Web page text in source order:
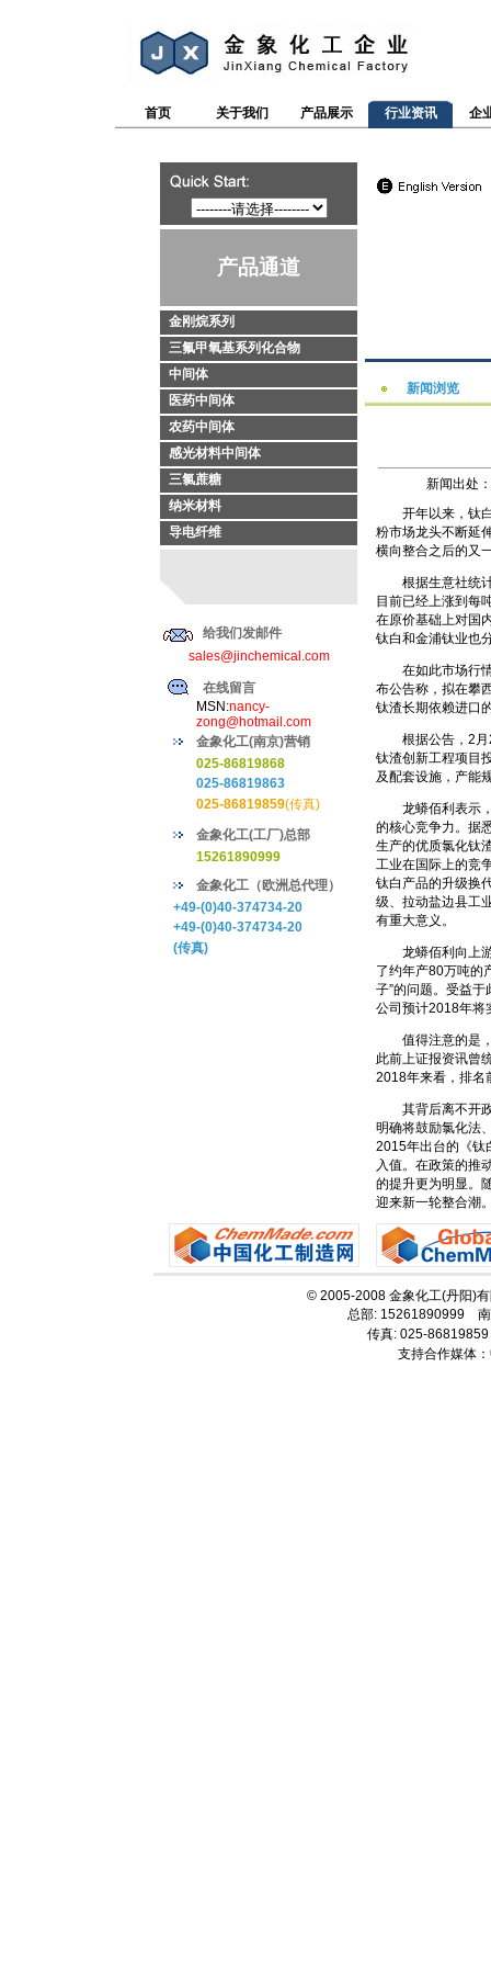
首页 关于我们 产品展示 行业资讯 企
产品通道
金刚烷系列
三氟甲氧基系列化合物
中间体
医药中间体
农药中间体
感光材料中间体
三氯蔗糖
纳米材料
导电纤维
给我们发邮件
sales@jinchemical.com
在线留言
MSN:nancy-
zong@hotmail.com
金象化工(南京)营销
025-86819868
025-86819863
025-86819859(传真)
金象化工(工厂)总部
15261890999
金象化工（欧洲总代理）
+49-(0)40-374734-20
+49-(0)40-374734-20
(传真)
新闻浏览
新闻出处
开年以来，钛白
粉市场龙头不断延
横向整合之后的又
根据生意社统计
目前已经上涨到每
在原价基础上对国
钛白和金浦钛业也
在如此市场行情
布公告称，拟在攀
钛渣长期依赖进口
根据公告，2月
钛渣创新工程项目
及配套设施，产能
龙蟒佰利表示，
的核心竞争力。据
生产的优质氯化钛
工业在国际上的竞
钛白产品的升级换
级、拉动盐边县工
有重大意义。
龙蟒佰利向上游
了约年产80万吨的
子”的问题。受益
公司预计2018年将
值得注意的是，
此前上证报资讯曾
2018年来看，排名
其背后离不开政
明确将鼓励氯化法
2015年出台的《钛
入值。在政策的推
的提升更为明显。
迎来新一轮整合潮
© 2005-2008 金象化工(丹阳)
总部: 15261890999
传真: 025-
支持合作媒体：